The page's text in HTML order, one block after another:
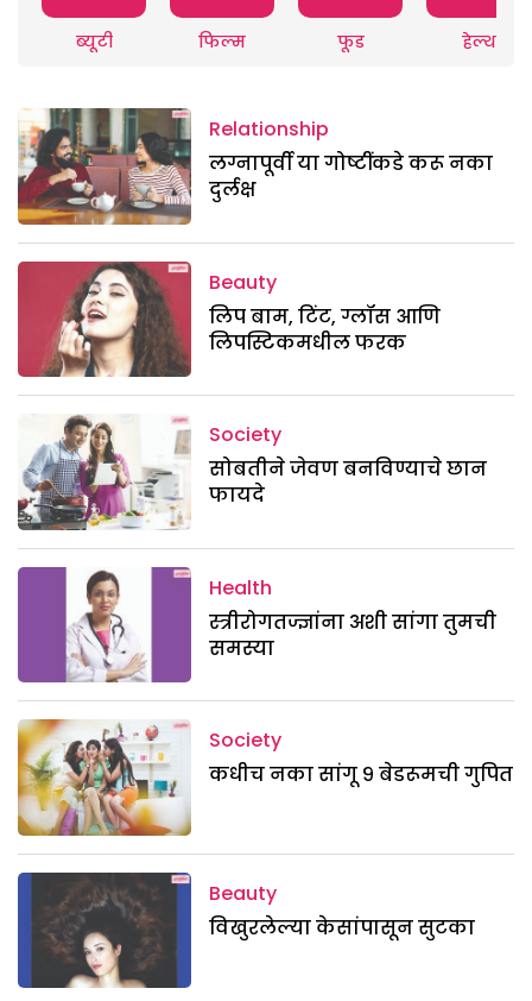
ब्यूटी फिल्म फूड हेल्थ
Relationship
लग्नापूर्वी या गोष्टींकडे करू नका
दुर्लक्ष
Beauty
लिप बाम, टिंट, ग्लॉस आणि
लिपस्टिकमधील फरक
Society
सोबतीने जेवण बनविण्याचे छान
फायदे
Health
स्त्रीरोगतज्ज्ञांना अशी सांगा तुमची
समस्या
Society
कधीच नका सांगू ९ बेडरूमची गुपित
Beauty
विखुरलेल्या केसांपासून सुटका